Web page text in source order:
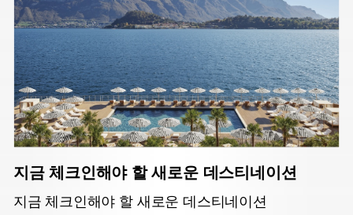
지금 체크인해야 할 새로운 데스티네이션
지금 체크인해야 할 새로운 데스티네이션